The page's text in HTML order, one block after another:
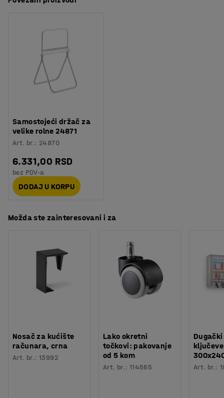
Samostojeći držač za
velike rolne 24871
Art. br.: 24870
6.331,00 RSD
bez PDV-a
DODAJ U KORPU
Možda ste zainteresovani i za
Nosač za kućište
računara, crna
Art. br.:13992
Lako okretni
točkovi: pakovanje
od 5 kom
Art. br.: 114565 Art. br.: